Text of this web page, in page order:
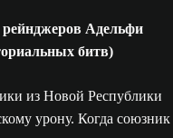
Адельфи
битв)
из Новой Республики
урону. Когда союзник